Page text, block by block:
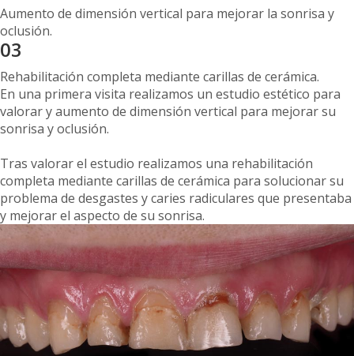
Aumento de dimensión vertical para mejorar la sonrisa y
oclusión.
03
Rehabilitación completa mediante carillas de cerámica.
En una primera visita realizamos un estudio estético para
valorar y aumento de dimensión vertical para mejorar su
sonrisa y oclusión.
Tras valorar el estudio realizamos una rehabilitación
completa mediante carillas de cerámica para solucionar su
problema de desgastes y caries radiculares que presentaba
y mejorar el aspecto de su sonrisa.